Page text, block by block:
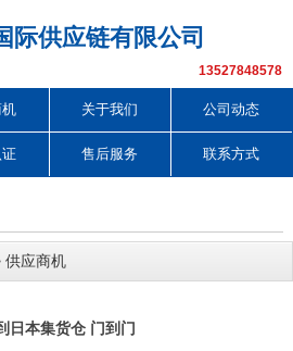
际供应链有限公司
13527848578
关于我们 公司动态
售后服务 联系方式
供应商机
日本集货仓 门到门